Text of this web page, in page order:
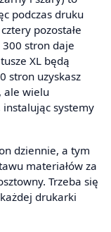
podczas druku
pozostałe
300 stron daje
XL będą
stron uzyskasz
ale wielu
systemy
dziennie, a tym
materiałów za
Trzeba się
drukarki